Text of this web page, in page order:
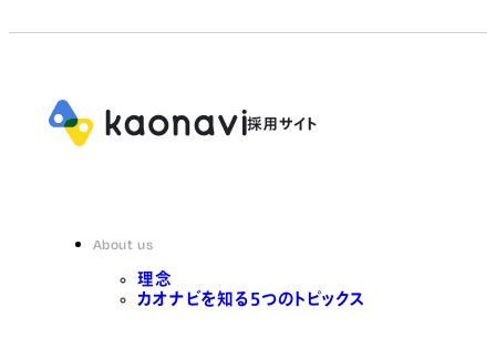
About us
理念
カオナビを知る5つのトピックス